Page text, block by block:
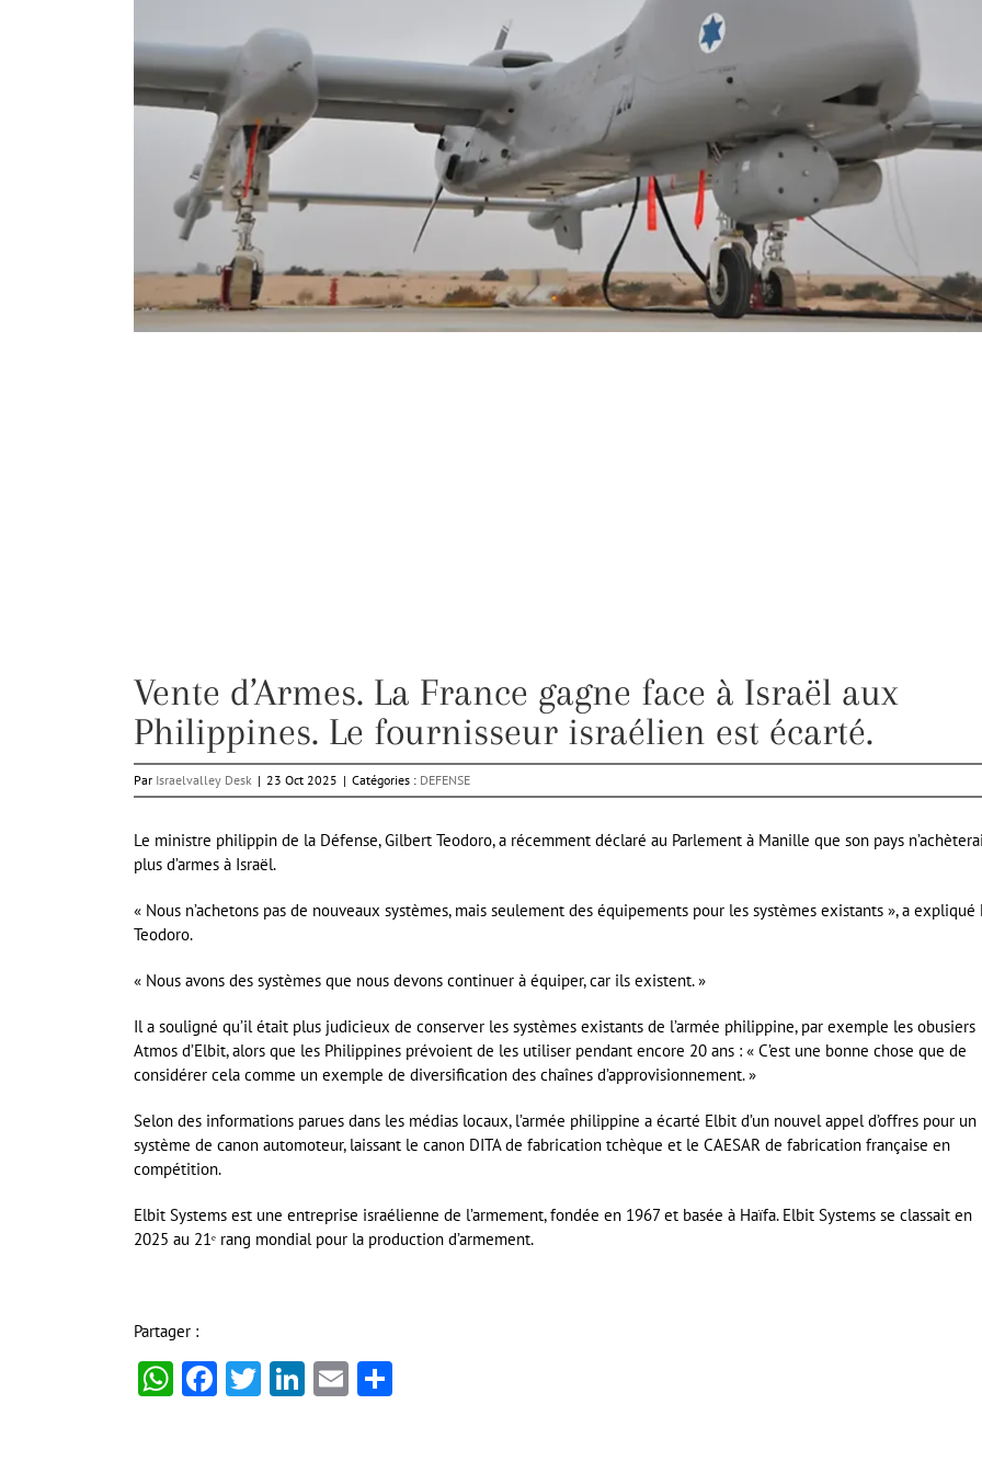
Vente d’Armes. La France gagne face à Israël aux
Philippines. Le fournisseur israélien est écarté.
Par Israelvalley Desk | 23 Oct 2025 | Catégories : DEFENSE
Le ministre philippin de la Défense, Gilbert Teodoro, a récemment déclaré au Parlement à Manille que son pays
plus d’armes à Israël.
« Nous n’achetons pas de nouveaux systèmes, mais seulement des équipements pour les systèmes existants », a expliqué
Teodoro.
« Nous avons des systèmes que nous devons continuer à équiper, car ils existent. »
Il a souligné qu’il était plus judicieux de conserver les systèmes existants de l’armée philippine, par exemple les obusiers
Atmos d’Elbit, alors que les Philippines prévoient de les utiliser pendant encore 20 ans : « C’est une bonne chose que de
considérer cela comme un exemple de diversification des chaînes d’approvisionnement. »
Selon des informations parues dans les médias locaux, l’armée philippine a écarté Elbit d’un nouvel appel d’offres pour un
système de canon automoteur, laissant le canon DITA de fabrication tchèque et le CAESAR de fabrication française en
compétition.
Elbit Systems est une entreprise israélienne de l’armement, fondée en 1967 et basée à Haïfa. Elbit Systems se classait en
2025 au 21ᵉ rang mondial pour la production d’armement.
Partager :
WhatsApp
Facebook
Twitter
LinkedIn
Email